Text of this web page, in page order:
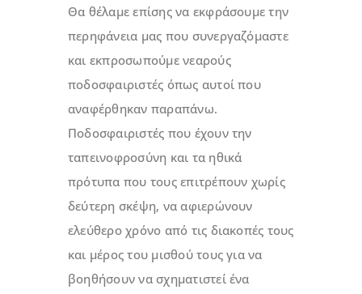
Θα θέλαμε επίσης να εκφράσουμε την
περηφάνεια μας που συνεργαζόμαστε
και εκπροσωπούμε νεαρούς
ποδοσφαιριστές όπως αυτοί που
αναφέρθηκαν παραπάνω.
Ποδοσφαιριστές που έχουν την
ταπεινοφροσύνη και τα ηθικά
πρότυπα που τους επιτρέπουν χωρίς
δεύτερη σκέψη, να αφιερώνουν
ελεύθερο χρόνο από τις διακοπές τους
και μέρος του μισθού τους για να
βοηθήσουν να σχηματιστεί ένα